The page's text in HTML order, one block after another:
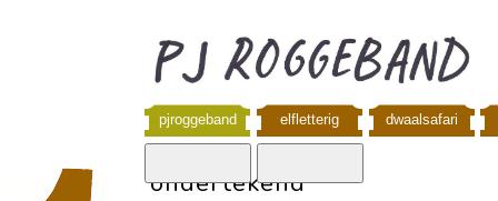
pjroggeband elfletterig dwaalsafari
ondertekend